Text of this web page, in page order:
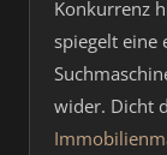
Konkurrenz
spiegelt eine
wider. Dicht